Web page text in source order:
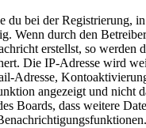
du bei der Registrierung,
Wenn durch den
erstellst, so
Die IP-Adresse wird
Adresse,
angezeigt und nicht
Boards, dass weitere